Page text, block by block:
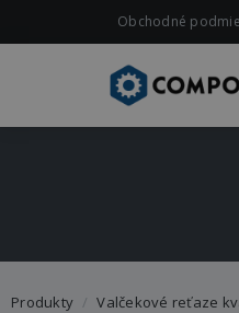
Obchodné
Produkty Valčekové reťaze